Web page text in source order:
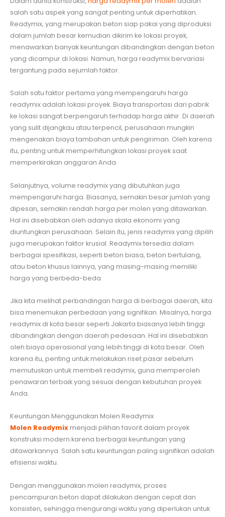
salah satu aspek yang sangat penting untuk diperhatikan.
Readymix, yang merupakan beton siap pakai yang diproduksi
dalam jumlah besar kemudian dikirim ke lokasi proyek,
menawarkan banyak keuntungan dibandingkan dengan beton
yang dicampur di lokasi. Namun, harga readymix bervariasi
tergantung pada sejumlah faktor.
Salah satu faktor pertama yang mempengaruhi harga
readymix adalah lokasi proyek. Biaya transportasi dari pabrik
ke lokasi sangat berpengaruh terhadap harga akhir. Di daerah
yang sulit dijangkau atau terpencil, perusahaan mungkin
mengenakan biaya tambahan untuk pengiriman. Oleh karena
itu, penting untuk memperhitungkan lokasi proyek saat
memperkirakan anggaran Anda.
Selanjutnya, volume readymix yang dibutuhkan juga
mempengaruhi harga. Biasanya, semakin besar jumlah yang
dipesan, semakin rendah harga per molen yang ditawarkan.
Hal ini disebabkan oleh adanya skala ekonomi yang
diuntungkan perusahaan. Selain itu, jenis readymix yang dipilih
juga merupakan faktor krusial. Readymix tersedia dalam
berbagai spesifikasi, seperti beton biasa, beton bertulang,
atau beton khusus lainnya, yang masing-masing memiliki
harga yang berbeda-beda.
Jika kita melihat perbandingan harga di berbagai daerah, kita
bisa menemukan perbedaan yang signifikan. Misalnya, harga
readymix di kota besar seperti Jakarta biasanya lebih tinggi
dibandingkan dengan daerah pedesaan. Hal ini disebabkan
oleh biaya operasional yang lebih tinggi di kota besar. Oleh
karena itu, penting untuk melakukan riset pasar sebelum
memutuskan untuk membeli readymix, guna memperoleh
penawaran terbaik yang sesuai dengan kebutuhan proyek
Anda.
Keuntungan Menggunakan Molen Readymix
Molen Readymixmenjadi pilihan favorit dalam proyek
konstruksi modern karena berbagai keuntungan yang
ditawarkannya. Salah satu keuntungan paling signifikan adalah
efisiensi waktu.
Dengan menggunakan molen readymix, proses
pencampuran beton dapat dilakukan dengan cepat dan
konsisten, sehingga mengurangi waktu yang diperlukan untuk